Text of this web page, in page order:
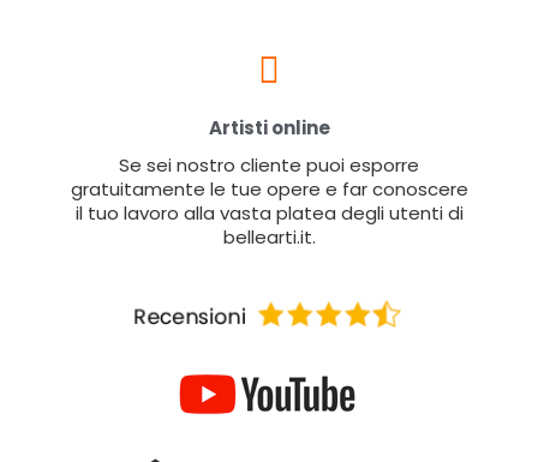
Artisti online
Se sei nostro cliente puoi esporre
gratuitamente le tue opere e far conoscere
il tuo lavoro alla vasta platea degli utenti di
bellearti.it.